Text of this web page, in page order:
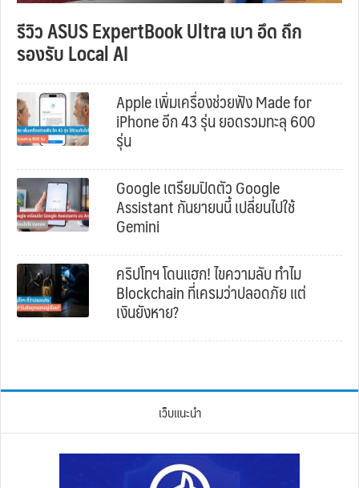
รีวิว ASUS ExpertBook Ultra เบา อึด ถึก
รองรับ Local AI
Apple เพิ่มเครื่องช่วยฟัง Made for
iPhone อีก 43 รุ่น ยอดรวมทะลุ 600
รุ่น
Google เตรียมปิดตัว Google
Assistant กันยายนนี้ เปลี่ยนไปใช้
Gemini
คริปโทฯ โดนแฮก! ไขความลับ ทำไม
Blockchain ที่เครมว่าปลอดภัย แต่
เงินยังหาย?
เว็บแนะนำ